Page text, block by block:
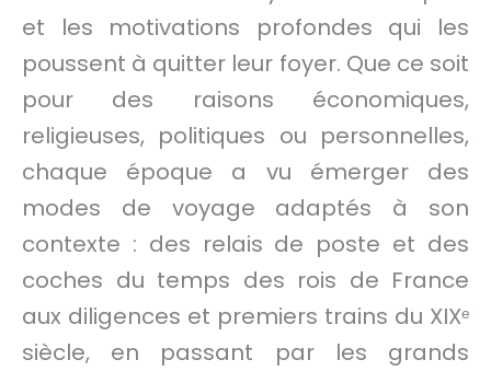
et les motivations profondes qui les
poussent à quitter leur foyer. Que ce soit
pour des raisons économiques,
religieuses, politiques ou personnelles,
chaque époque a vu émerger des
modes de voyage adaptés à son
contexte : des relais de poste et des
coches du temps des rois de France
aux diligences et premiers trains du XIXᵉ
siècle, en passant par les grands